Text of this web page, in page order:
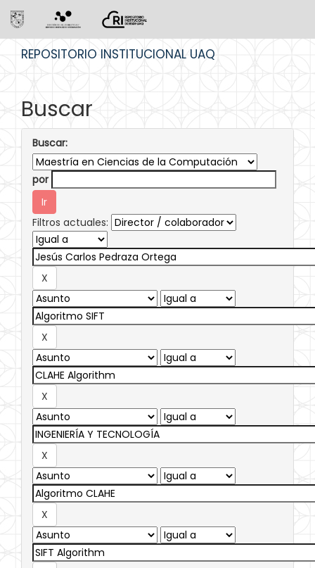
REPOSITORIO INSTITUCIONAL UAQ
Buscar
Buscar:
por
Filtros actuales: